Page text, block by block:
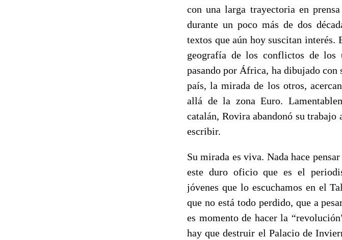
con una larga trayectoria en
durante un poco más de dos
textos que aún hoy suscitan
geografía de los conflictos de los
pasando por África, ha dibujado con
país, la mirada de los otros,
allá de la zona Euro.
catalán, Rovira abandonó su
escribir.
Su mirada es viva. Nada hace
este duro oficio que es el
jóvenes que lo escuchamos en el
que no está todo perdido, que a
es momento de hacer la
hay que destruir el Palacio de